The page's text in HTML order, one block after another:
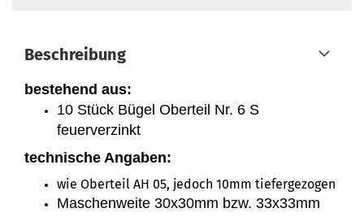
Beschreibung
bestehend aus:
10 Stück Bügel Oberteil Nr. 6 S
feuerverzinkt
technische Angaben:
wie Oberteil AH 05, jedoch 10mm tiefergezogen
Maschenweite 30x30mm bzw. 33x33mm